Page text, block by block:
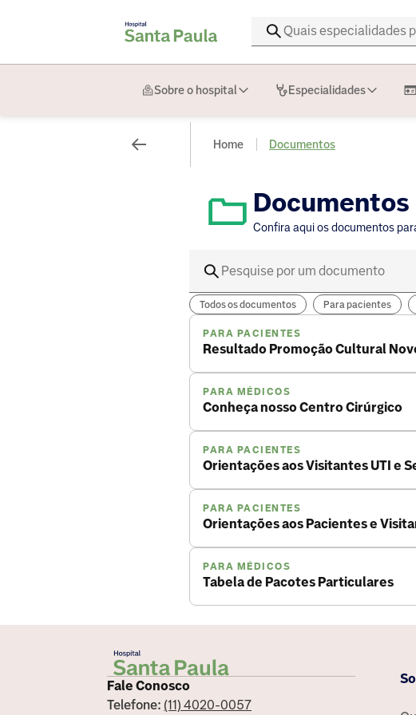
Sobre o hospital Especialidades
Home Documentos
Documentos
Confira aqui os documentos
Todos os documentos Para pacientes
PARA PACIENTES
Resultado Promoção Cultural
PARA MÉDICOS
Conheça nosso Centro Cirúrgico
PARA PACIENTES
Orientações aos Visitantes UTI e
PARA PACIENTES
Orientações aos Pacientes e
PARA MÉDICOS
Tabela de Pacotes Particulares
Fale Conosco
Telefone: (11) 4020-0057